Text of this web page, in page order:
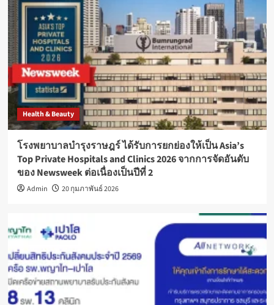
Health & Beauty
โรงพยาบาลบำรุงราษฎร์ ได้รับการยกย่องให้เป็น Asia’s
Top Private Hospitals and Clinics 2026 จากการจัดอันดับ
ของ Newsweek ต่อเนื่องเป็นปีที่ 2
Admin 20 กุมภาพันธ์ 2026